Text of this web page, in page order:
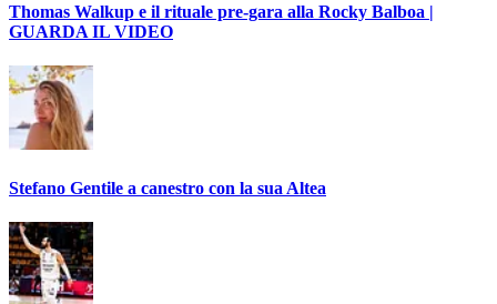
Thomas Walkup e il rituale pre-gara alla Rocky Balboa |
GUARDA IL VIDEO
Stefano Gentile a canestro con la sua Altea